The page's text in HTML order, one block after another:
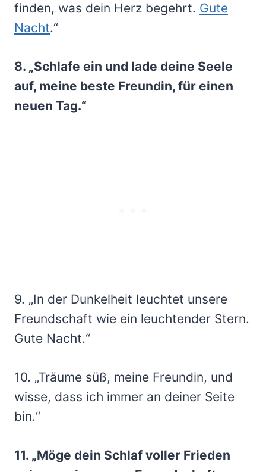
finden, was dein Herz begehrt. Gute
Nacht.“
8. „Schlafe ein und lade deine Seele
auf, meine beste Freundin, für einen
neuen Tag.“
9. „In der Dunkelheit leuchtet unsere
Freundschaft wie ein leuchtender Stern.
Gute Nacht.“
10. „Träume süß, meine Freundin, und
wisse, dass ich immer an deiner Seite
bin.“
11. „Möge dein Schlaf voller Frieden